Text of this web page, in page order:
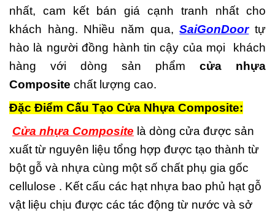
nhất, cam kết bán giá cạnh tranh nhất cho
khách hàng. Nhiều năm qua,SaiGonDoortự
hào là người đồng hành tin cậy của mọi khách
hàng với dòng sản phẩm cửa nhựa
Composite chất lượng cao.
Đặc Điểm Cấu Tạo Cửa Nhựa Composite:
Cửa nhựa Composite là dòng cửa được sản
xuất từ nguyên liệu tổng hợp được tạo thành từ
bột gỗ và nhựa cùng một số chất phụ gia gốc
cellulose . Kết cấu các hạt nhựa bao phủ hạt gỗ
vật liệu chịu được các tác động từ nước và sở